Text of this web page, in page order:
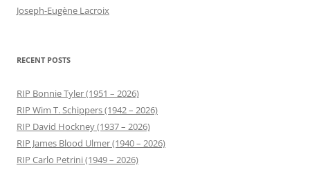
Joseph-Eugène Lacroix
RECENT POSTS
RIP Bonnie Tyler (1951 – 2026)
RIP Wim T. Schippers (1942 – 2026)
RIP David Hockney (1937 – 2026)
RIP James Blood Ulmer (1940 – 2026)
RIP Carlo Petrini (1949 – 2026)